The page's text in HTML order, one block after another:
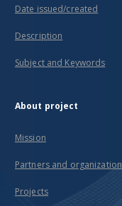
Date issued/created
Description
Subject and Keywords
About project
Mission
Partners and organization
Projects